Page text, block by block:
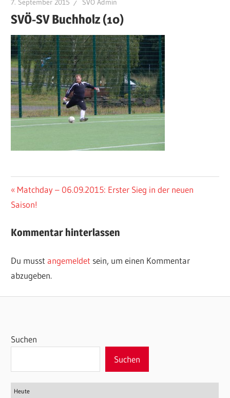
7. September 2015 SVÖ Admin
SVÖ-SV Buchholz (10)
Beitragsnavigation
Vorheriger
Beitrag:
Matchday – 06.09.2015: Erster Sieg in der neuen
Saison!
Kommentar hinterlassen
Du musstangemeldet sein, um einen Kommentar
abzugeben.
Suchen
Suchen
Heute